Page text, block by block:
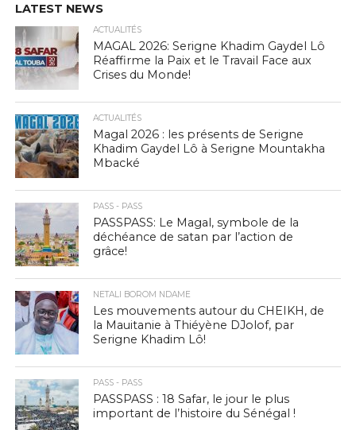
LATEST NEWS
ACTUALITÉS
MAGAL 2026: Serigne Khadim Gaydel Lô
Réaffirme la Paix et le Travail Face aux
Crises du Monde!
ACTUALITÉS
Magal 2026 : les présents de Serigne
Khadim Gaydel Lô à Serigne Mountakha
Mbacké
PASS - PASS
PASSPASS: Le Magal, symbole de la
déchéance de satan par l’action de
grâce!
NETALI BOROM NDAME
Les mouvements autour du CHEIKH, de
la Mauitanie à Thiéyène DJolof, par
Serigne Khadim Lô!
PASS - PASS
PASSPASS : 18 Safar, le jour le plus
important de l’histoire du Sénégal !